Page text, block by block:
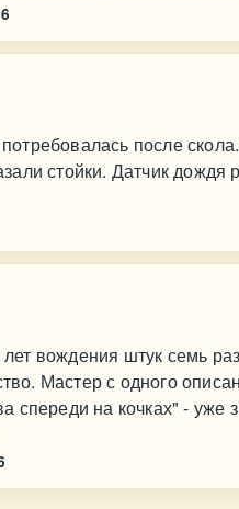
после
стойки. Датчик дождя
вождения штук семь
Мастер с одного
спереди на кочках" - уже